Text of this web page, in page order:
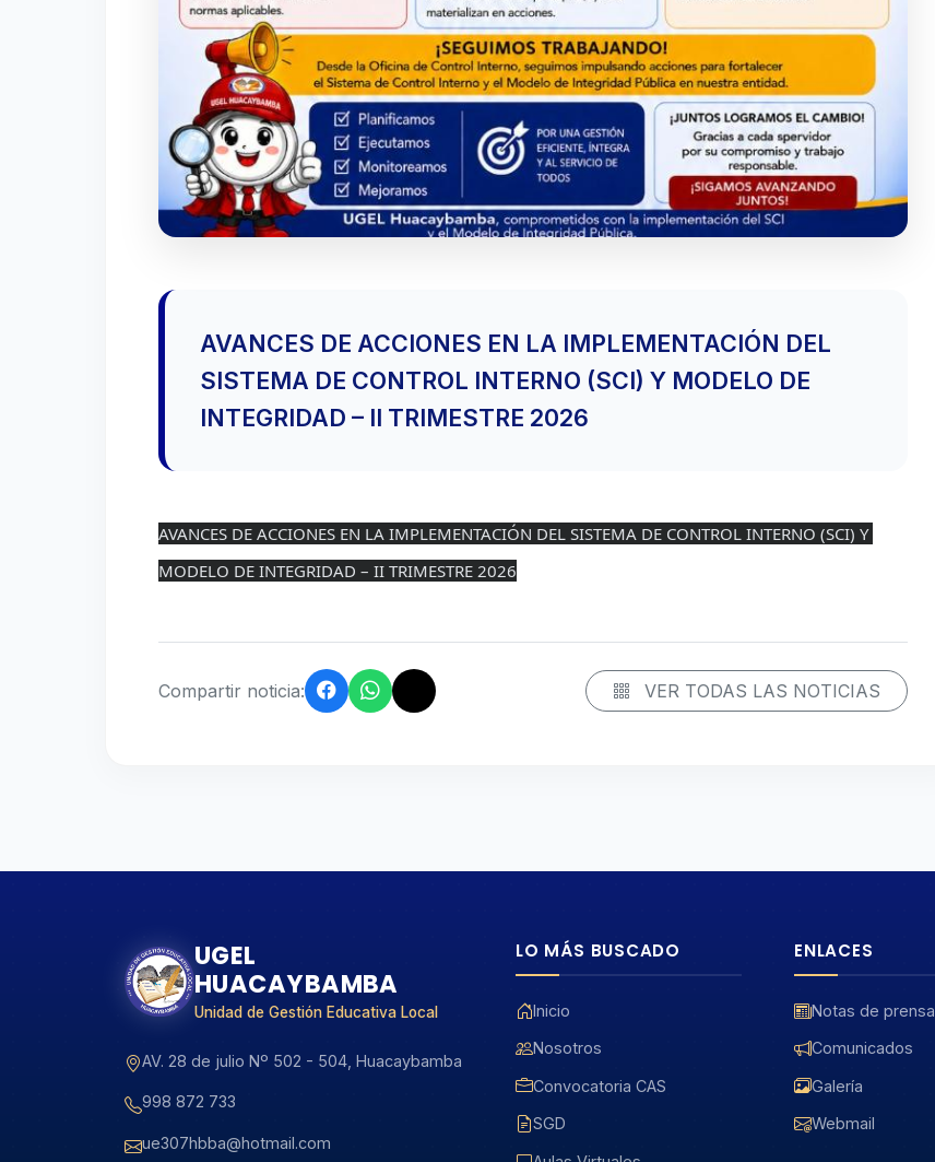
AVANCES DE ACCIONES EN LA IMPLEMENTACIÓN DEL
SISTEMA DE CONTROL INTERNO (SCI) Y MODELO DE
INTEGRIDAD – II TRIMESTRE 2026
AVANCES DE ACCIONES EN LA IMPLEMENTACIÓN DEL SISTEMA DE CONTROL INTERNO (SCI) Y
MODELO DE INTEGRIDAD – II TRIMESTRE 2026
Compartir noticia: VER TODAS LAS NOTICIAS
UGEL
HUACAYBAMBA
Unidad de Gestión Educativa Local
AV. 28 de julio Nº 502 - 504, Huacaybamba
998 872 733
ue307hbba@hotmail.com
LO MÁS BUSCADO
Inicio
Nosotros
Convocatoria CAS
SGD
ENLACES
Notas de prensa
Comunicados
Galería
Webmail